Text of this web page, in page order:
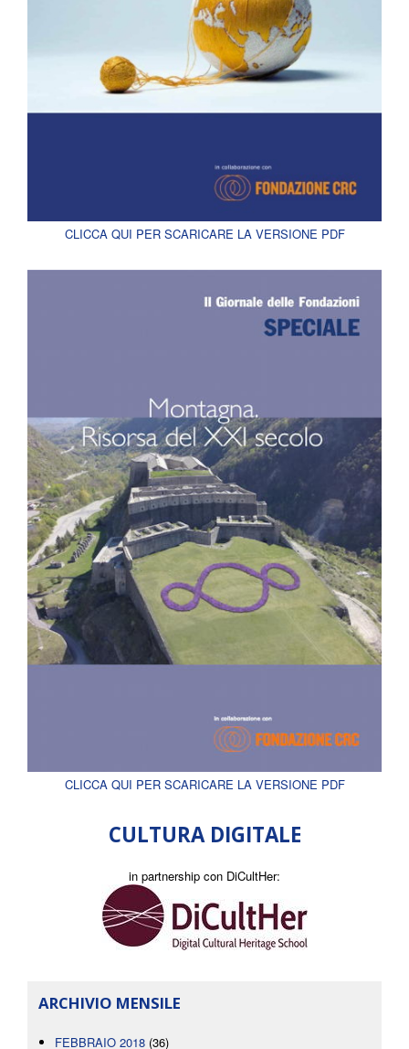
CLICCA QUI PER SCARICARE LA VERSIONE PDF
CLICCA QUI PER SCARICARE LA VERSIONE PDF
CULTURA DIGITALE
in partnership con DiCultHer:
ARCHIVIO MENSILE
FEBBRAIO 2018 (36)